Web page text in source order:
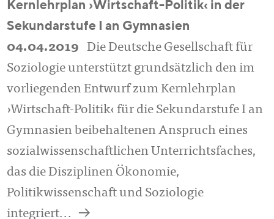
Kernlehrplan ›Wirtschaft-Politik‹ in der
Sekundarstufe I an Gymnasien
04.04.2019
Die Deutsche Gesellschaft für
Soziologie unterstützt grundsätzlich den im
vorliegenden Entwurf zum Kernlehrplan
›Wirtschaft-Politik‹ für die Sekundarstufe I an
Gymnasien beibehaltenen Anspruch eines
sozialwissenschaftlichen Unterrichtsfaches,
das die Disziplinen Ökonomie,
Politikwissenschaft und Soziologie
integriert...
a